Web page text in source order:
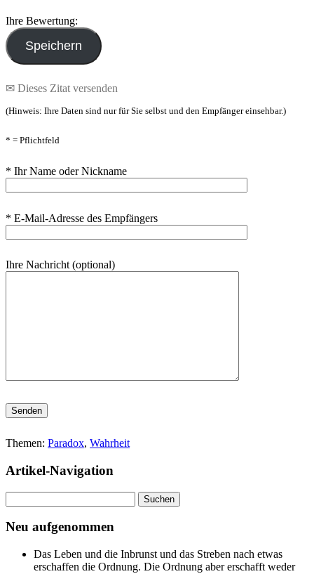
Ihre Bewertung:
✉ Dieses Zitat versenden
(Hinweis: Ihre Daten sind nur für Sie selbst und den Empfänger einsehbar.)
* = Pflichtfeld
* Ihr Name oder Nickname
* E-Mail-Adresse des Empfängers
Ihre Nachricht (optional)
Bitte lasse dieses Feld leer.
Themen: Paradox, Wahrheit
Artikel-Navigation
nach:
Neu aufgenommen
Das Leben und die Inbrunst und das Streben nach etwas
erschaffen die Ordnung. Die Ordnung aber erschafft weder